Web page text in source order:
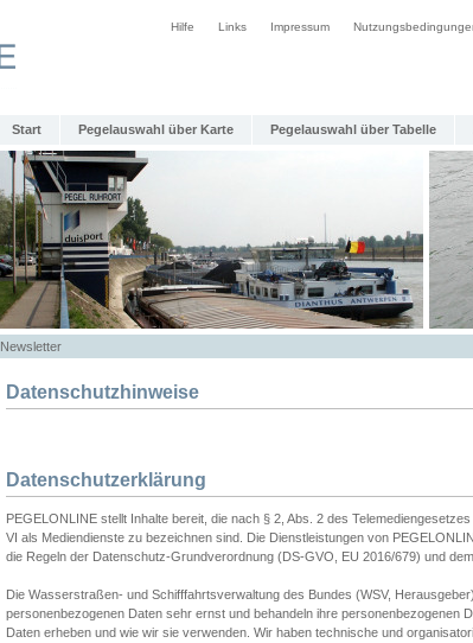
Hilfe Links Impressum
Start Pegelauswahl über Karte Pegelauswahl über Tabelle
Newsletter
Datenschutzhinweise
Datenschutzerklärung
PEGELONLINE stellt Inhalte bereit, die nach § 2, Abs. 2 des
VI als Mediendienste zu bezeichnen sind. Die Dienstleistungen von
die Regeln der Datenschutz-Grundverordnung (DS-GVO, EU 2016/679) und
Die Wasserstraßen- und Schifffahrtsverwaltung des Bundes (WSV,
personenbezogenen Daten sehr ernst und behandeln ihre personenbezogenen
Daten erheben und wie wir sie verwenden. Wir haben technische und